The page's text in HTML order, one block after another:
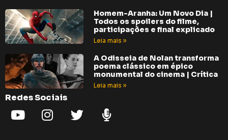
Homem-Aranha: Um Novo Dia |
Todos os spoilers do filme,
participações e final explicado
Leia mais »
A Odisseia de Nolan transforma
poema clássico em épico
monumental do cinema | Crítica
Leia mais »
Redes Sociais